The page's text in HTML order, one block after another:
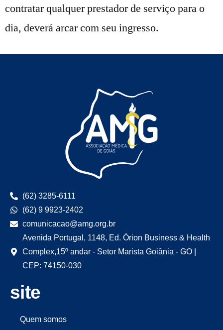
contratar qualquer prestador de serviço para o
dia, deverá arcar com seu ingresso.
(62) 3285-6111
(62) 9 9923-2402
comunicacao@amg.org.br
Avenida Portugal, 1148, Ed. Órion Business & Health
Complex,15º andar - Setor Marista Goiânia - GO |
CEP: 74150-030
site
Quem somos